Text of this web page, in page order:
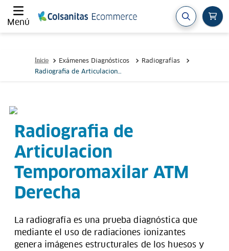
Menú
Exámenes Diagnósticos
Radiografías
Radiografia de Articulacion
Radiografia de
Articulacion
Temporomaxilar ATM
Derecha
La radiografía es una prueba diagnóstica que
mediante el uso de radiaciones ionizantes
genera imágenes estructurales de los huesos y